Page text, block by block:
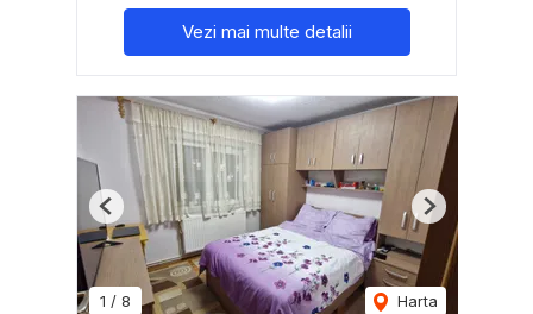
Vezi mai multe detalii
1 / 8 Harta
Previous Next